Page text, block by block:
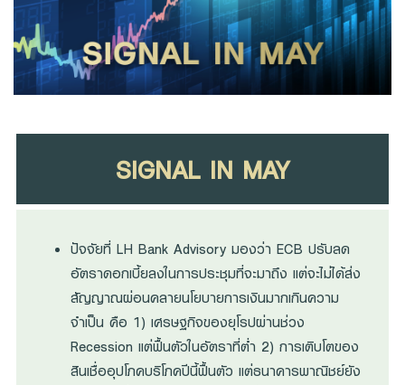
SIGNAL IN MAY
ปัจจัยที่ LH Bank Advisory มองว่า ECB ปรับลด
อัตราดอกเบี้ยลงในการประชุมที่จะมาถึง แต่จะไม่ได้ส่ง
สัญญาณผ่อนคลายนโยบายการเงินมากเกินความ
จำเป็น คือ 1) เศรษฐกิจของยุโรปผ่านช่วง
Recession แต่ฟื้นตัวในอัตราที่ต่ำ 2) การเติบโตของ
สินเชื่ออุปโภคบริโภคปีนี้ฟื้นตัว แต่ธนาคารพาณิชย์ยัง